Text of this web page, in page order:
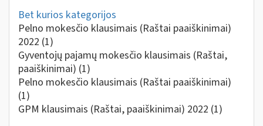
Bet kurios kategorijos
Pelno mokesčio klausimais (Raštai paaiškinimai)
2022 (1)
Gyventojų pajamų mokesčio klausimais (Raštai,
paaiškinimai) (1)
Pelno mokesčio klausimais (Raštai paaiškinimai)
(1)
GPM klausimais (Raštai, paaiškinimai) 2022 (1)